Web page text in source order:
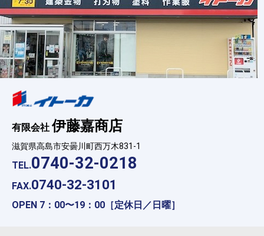
有限会社伊藤嘉商店
滋賀県高島市安曇川町西万木831-1
TEL.0740-32-0218
FAX.0740-32-3101
OPEN 7：00〜19：00［定休日／日曜］